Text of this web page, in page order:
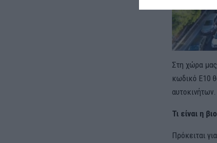
Στη χώρα
κωδικό Ε10
αυτοκινήτων.
Τι είναι η
Πρόκειται